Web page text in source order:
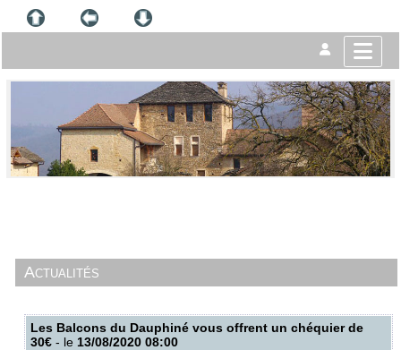
Actualités
Les Balcons du Dauphiné vous offrent un chéquier de
30€ - le 13/08/2020 08:00